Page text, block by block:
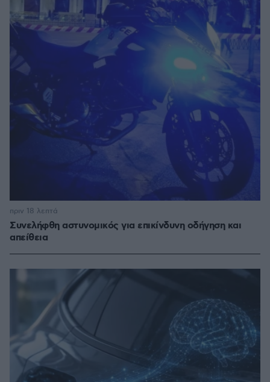
Συνελήφθη αστυνομικός για επικίνδυνη οδήγηση και
απείθεια
πριν 18 λεπτά